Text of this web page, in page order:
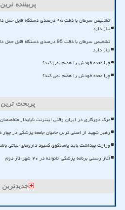
پربیننده
تشخیص سرطان با دقت ۹۵ درصدی
نیاز دارد
تشخیص سرطان با دقت 95 درصدی
نیاز دارد
چرا معده خودش را هضم نمی کند؟
چرا معده خودش را هضم نمی کند؟
پربحث ترین
مرگ دورکاری در ایران وقتی اینترنت ناپایدار
رهبر شهید از اصلی ترین حامیان جامعه پزشکی در
وزارت بهداشت باید پاسخگوی کمبود داروهای حیاتی
آغاز رسمی برنامه پزشکی خانواده در ۲۰ شهر فاز دوم
جدیدترین